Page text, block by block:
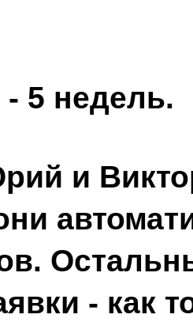
- 5 недель.
и
- как